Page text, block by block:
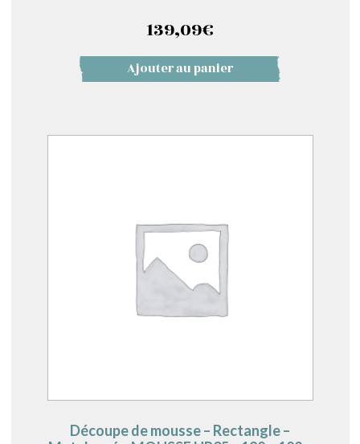
139,09€
Ajouter au panier
Découpe de mousse – Rectangle –